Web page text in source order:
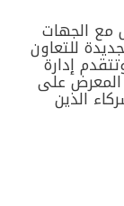
مع الجهات
للتعاون
إدارة
المعرض على
الذين